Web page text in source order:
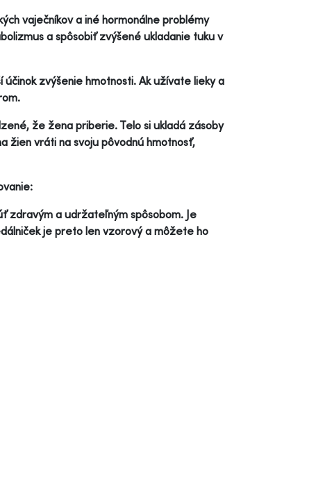
vaječníkov a iné hormonálne problémy
a spôsobiť zvýšené ukladanie tuku v
zvýšenie hmotnosti. Ak užívate lieky a
že žena priberie. Telo si ukladá zásoby
žien vráti na svoju pôvodnú hmotnosť,
zdravým a udržateľným spôsobom. Je
je preto len vzorový a môžete ho